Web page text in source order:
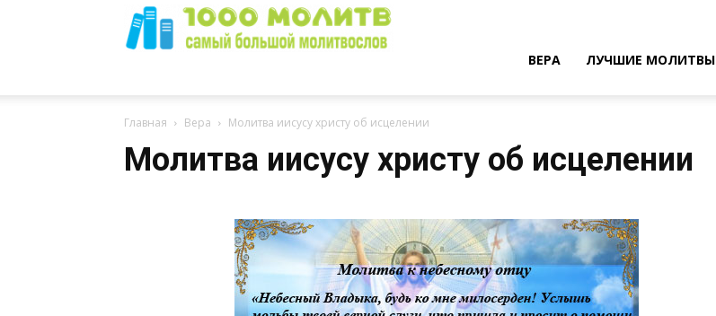
ВЕРА ЛУЧШИЕ МОЛИТВЫ
Главная Вера Молитва иисусу христу об исцелении
Молитва иисусу христу об исцелении